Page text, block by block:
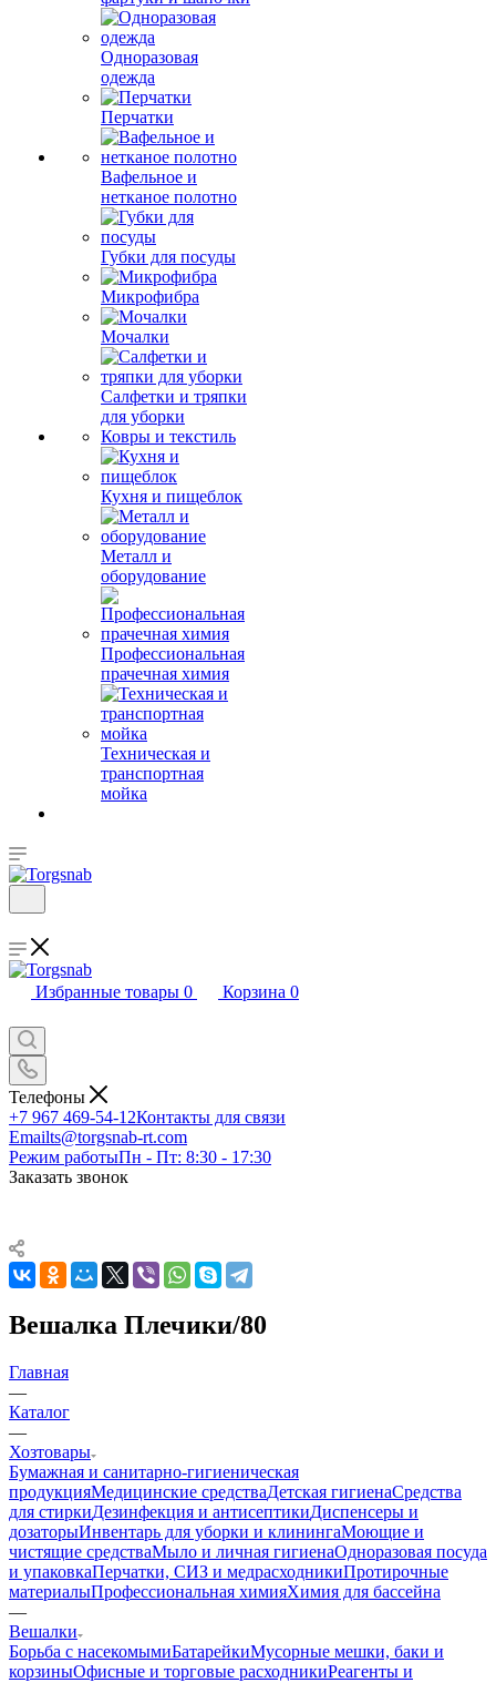
Одноразовая
одежда
Перчатки
Вафельное и
нетканое полотно
Губки для посуды
Микрофибра
Мочалки
Салфетки и тряпки
для уборки
Ковры и текстиль
Кухня и пищеблок
Металл и
оборудование
Профессиональная
прачечная химия
Техническая и
транспортная
мойка
Избранные товары 0 Корзина 0
Телефоны
+7 967 469-54-12Контакты для связи
Emailts@torgsnab-rt.com
Режим работыПн - Пт: 8:30 - 17:30
Заказать звонок
Вешалка Плечики/80
Главная
—
Каталог
—
Хозтовары
Бумажная и санитарно-гигиеническая
продукцияМедицинские средстваДетская гигиенаСредства
для стиркиДезинфекция и антисептикиДиспенсеры и
дозаторыИнвентарь для уборки и клинингаМоющие и
чистящие средстваМыло и личная гигиенаОдноразовая посуда
и упаковкаПерчатки, СИЗ и медрасходникиПротирочные
материалыПрофессиональная химияХимия для бассейна
—
Вешалки
Борьба с насекомымиБатарейкиМусорные мешки, баки и
корзиныОфисные и торговые расходникиРеагенты и